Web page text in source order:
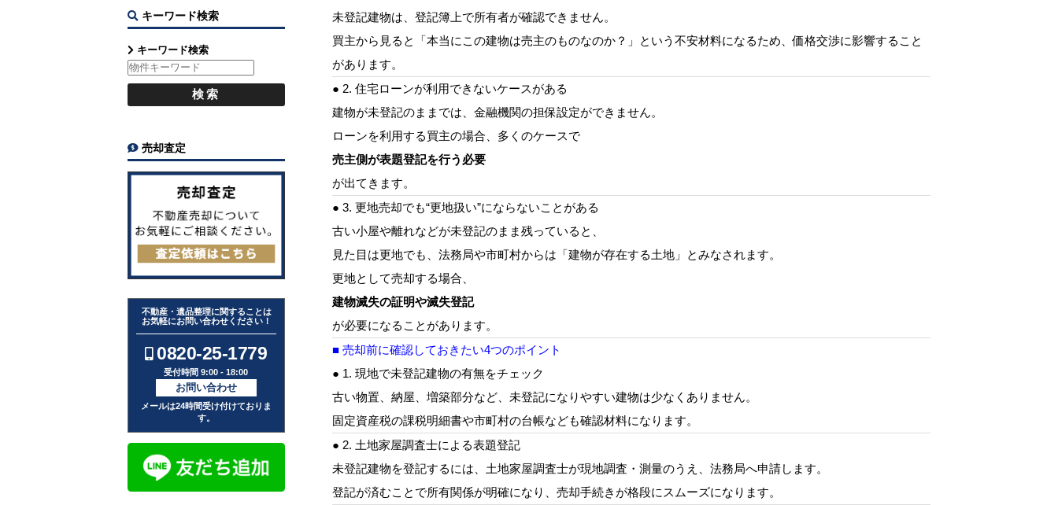
未登記建物は、登記簿上で所有者が確認できません。
買主から見ると「本当にこの建物は売主のものなのか？」という不安材料になるため、価格交渉に影響すること
があります。
● 2. 住宅ローンが利用できないケースがある
建物が未登記のままでは、金融機関の担保設定ができません。
ローンを利用する買主の場合、多くのケースで
売主側が表題登記を行う必要
が出てきます。
● 3. 更地売却でも“更地扱い”にならないことがある
古い小屋や離れなどが未登記のまま残っていると、
見た目は更地でも、法務局や市町村からは「建物が存在する土地」とみなされます。
更地として売却する場合、
建物滅失の証明や滅失登記
が必要になることがあります。
■ 売却前に確認しておきたい4つのポイント
● 1. 現地で未登記建物の有無をチェック
古い物置、納屋、増築部分など、未登記になりやすい建物は少なくありません。
固定資産税の課税明細書や市町村の台帳なども確認材料になります。
● 2. 土地家屋調査士による表題登記
未登記建物を登記するには、土地家屋調査士が現地調査・測量のうえ、法務局へ申請します。
登記が済むことで所有関係が明確になり、売却手続きが格段にスムーズになります。
キーワード検索
キーワード検索
売却査定
不動産・遺品整理に関することは
お気軽にお問い合わせください！
0820-25-1779
受付時間 9:00 - 18:00
お問い合わせ
メールは24時間受け付けておりま
す。